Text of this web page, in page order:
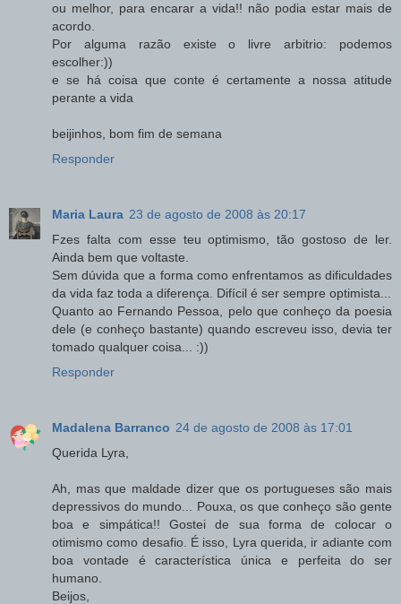
ou melhor, para encarar a vida!! não podia estar mais de
acordo.
Por alguma razão existe o livre arbitrio: podemos
escolher:))
e se há coisa que conte é certamente a nossa atitude
perante a vida
beijinhos, bom fim de semana
Responder
Maria Laura 23 de agosto de 2008 às 20:17
Fzes falta com esse teu optimismo, tão gostoso de ler.
Ainda bem que voltaste.
Sem dúvida que a forma como enfrentamos as dificuldades
da vida faz toda a diferença. Difícil é ser sempre optimista...
Quanto ao Fernando Pessoa, pelo que conheço da poesia
dele (e conheço bastante) quando escreveu isso, devia ter
tomado qualquer coisa... :))
Responder
Madalena Barranco 24 de agosto de 2008 às 17:01
Querida Lyra,
Ah, mas que maldade dizer que os portugueses são mais
depressivos do mundo... Pouxa, os que conheço são gente
boa e simpática!! Gostei de sua forma de colocar o
otimismo como desafio. É isso, Lyra querida, ir adiante com
boa vontade é característica única e perfeita do ser
humano.
Beijos,